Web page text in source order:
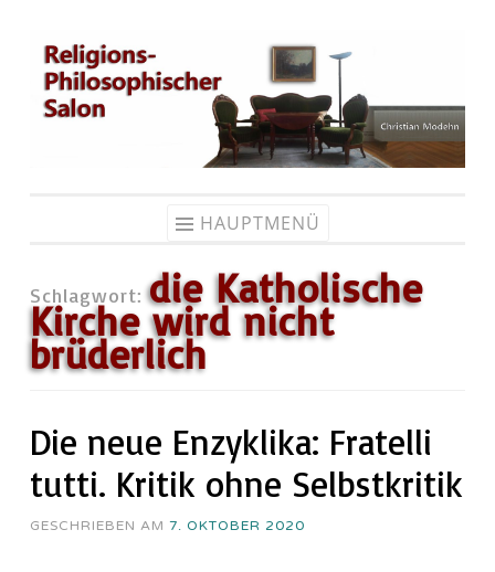
Zum
Inhalt
springen
HAUPTMENÜ
Schlagwort:die Katholische
Kirche wird nicht
brüderlich
Die neue Enzyklika: Fratelli
tutti. Kritik ohne Selbstkritik
GESCHRIEBEN AM 7. OKTOBER 2020